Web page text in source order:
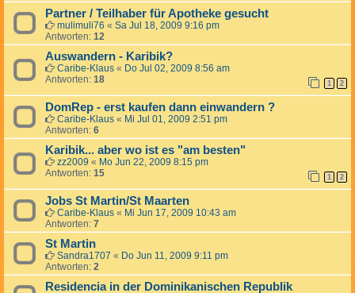
Partner / Teilhaber für Apotheke gesucht
mulimuli76 « Sa Jul 18, 2009 9:16 pm
Antworten: 12
Auswandern - Karibik?
Caribe-Klaus « Do Jul 02, 2009 8:56 am
Antworten: 18 1 2
DomRep - erst kaufen dann einwandern ?
Caribe-Klaus « Mi Jul 01, 2009 2:51 pm
Antworten: 6
Karibik... aber wo ist es "am besten"
zz2009 « Mo Jun 22, 2009 8:15 pm
Antworten: 15 1 2
Jobs St Martin/St Maarten
Caribe-Klaus « Mi Jun 17, 2009 10:43 am
Antworten: 7
St Martin
Sandra1707 « Do Jun 11, 2009 9:11 pm
Antworten: 2
Residencia in der Dominikanischen Republik